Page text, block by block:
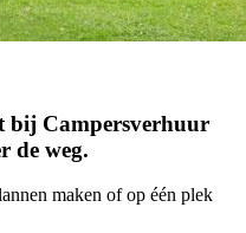
bij Campersverhuur
de weg.
maken of op één plek